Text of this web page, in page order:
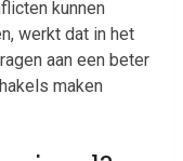
kunnen
werkt dat in het
aan een beter
maken